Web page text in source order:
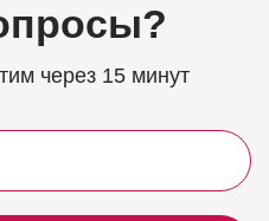
через 15 минут